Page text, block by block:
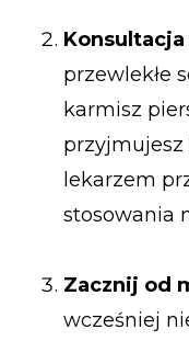
przewlekłe
karmisz
przyjmujesz
lekarzem
stosowania
Zacznij od
wcześniej